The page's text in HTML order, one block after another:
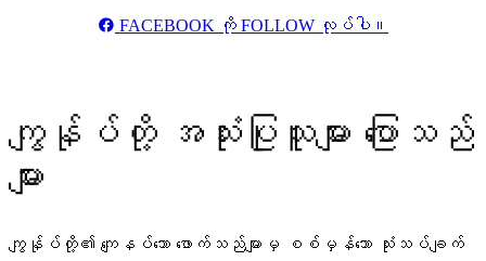
FACEBOOK ကို FOLLOW လုပ်ပါ။
ကျွန်ုပ်တို့ အသုံးပြုသူများ ပြောသည်
များ
ကျွန်ုပ်တို့၏ ကျေနပ်သော ဖောက်သည်များမှ စစ်မှန်သော သုံးသပ်ချက်